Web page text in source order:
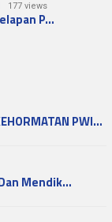
177 views
P…
PWI…
Mendik…